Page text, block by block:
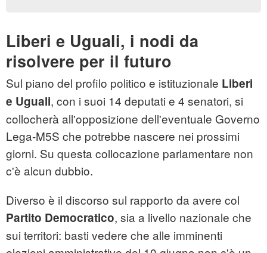
Liberi e Uguali, i nodi da
risolvere per il futuro
Sul piano del profilo politico e istituzionale Liberi
e Uguali, con i suoi 14 deputati e 4 senatori, si
collocherà all'opposizione dell'eventuale Governo
Lega-M5S che potrebbe nascere nei prossimi
giorni. Su questa collocazione parlamentare non
c'è alcun dubbio.
Diverso è il discorso sul rapporto da avere col
Partito Democratico, sia a livello nazionale che
sui territori: basti vedere che alle imminenti